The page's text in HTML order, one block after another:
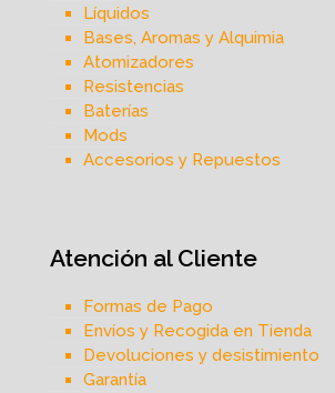
Líquidos
Bases, Aromas y Alquimia
Atomizadores
Resistencias
Baterías
Mods
Accesorios y Repuestos
Atención al Cliente
Formas de Pago
Envíos y Recogida en Tienda
Devoluciones y desistimiento
Garantía